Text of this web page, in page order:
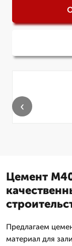
‹
Цемент
Предлагаем
материал для